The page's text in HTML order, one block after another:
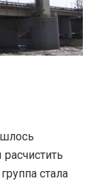
стала